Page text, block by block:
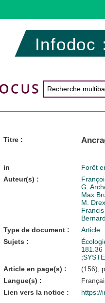
Infodoc
Titre :
in Forêt
Auteur(s) :
G.
Max
M.
Type de document :
Article
Sujets :
181.36
;
Article en page(s) :
(156),
Langue(s) :
Lien vers la notice :
https://